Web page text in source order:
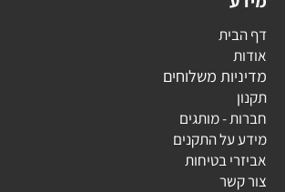
דף הבית
אודות
מדיניות משלוחים
תקנון
חברות - מותגים
מידע על התקנים
אביזרי בטיחות
צור קשר